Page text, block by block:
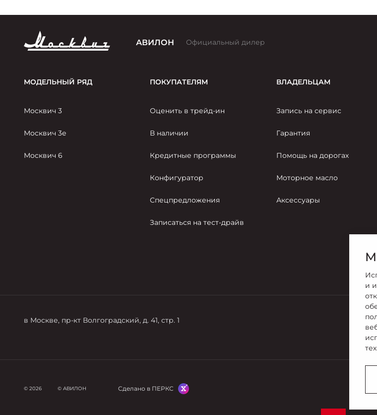
АВИЛОН Официальный дилер
МОДЕЛЬНЫЙ РЯД
Москвич 3
Москвич 3е
Москвич 6
ПОКУПАТЕЛЯМ
Оценить в трейд-ин
В наличии
Кредитные программы
Конфигуратор
Спецпредложения
Записаться на тест-драйв
ВЛАДЕЛЬЦАМ
Запись на сервис
Гарантия
Помощь на дорогах
Моторное масло
Аксессуары
в Москве, пр-кт Волгоградский, д. 41, стр. 1
© 2026 © АВИЛОН Сделано в ПЕРКС
и